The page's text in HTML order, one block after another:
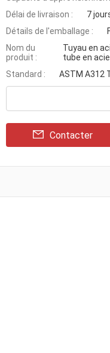
Délai de livraison :
7
Détails de l'emballage :
Nom du
produit :
Tuyau en
tube en
Standard :
ASTM A312
Contacter